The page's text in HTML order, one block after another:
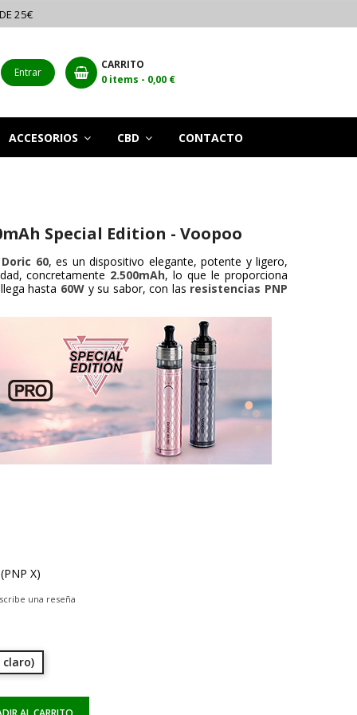
25€
Entrar
CARRITO
0 items - 0,00 €
ACCESORIOS CBD CONTACTO
Special Edition - Voopoo
60, es un dispositivo elegante, potente y ligero,
concretamente 2.500mAh, lo que le proporciona
hasta 60W y su sabor, con las resistencias PNP
X)
una reseña
claro)